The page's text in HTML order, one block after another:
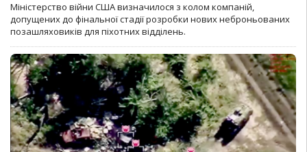
Міністерство війни США визначилося з колом компаній,
допущених до фінальної стадії розробки нових неброньованих
позашляховиків для піхотних відділень.